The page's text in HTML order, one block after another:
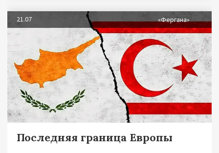
21.07 «Фергана»
Последняя граница Европы